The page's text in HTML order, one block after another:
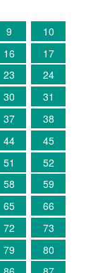
9
10
16
17
23
24
30
31
37
38
44
45
51
52
58
59
65
66
72
73
79
80